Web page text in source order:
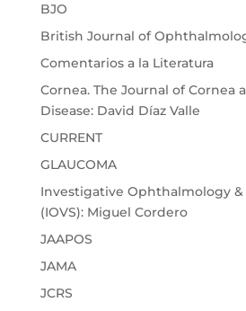
BJO
British Journal of
Comentarios a la Literatura
Cornea. The Journal of Cornea
Disease: David Díaz Valle
CURRENT
GLAUCOMA
Investigative Ophthalmology &
(IOVS): Miguel Cordero
JAAPOS
JAMA
JCRS